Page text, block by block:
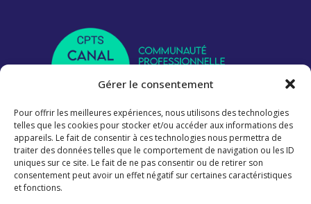
Gérer le consentement
Pour offrir les meilleures expériences, nous utilisons des technologies
telles que les cookies pour stocker et/ou accéder aux informations des
appareils. Le fait de consentir à ces technologies nous permettra de
traiter des données telles que le comportement de navigation ou les ID
uniques sur ce site. Le fait de ne pas consentir ou de retirer son
consentement peut avoir un effet négatif sur certaines caractéristiques
et fonctions.
Nous suivre